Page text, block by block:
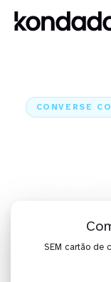
CONVERSE
SEM cartão de